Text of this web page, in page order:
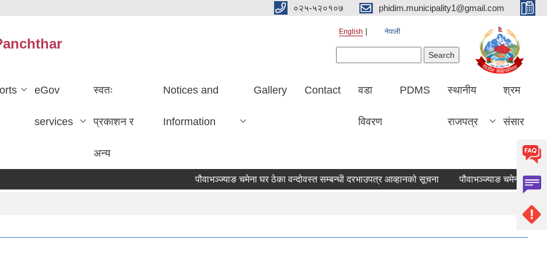
०२५-५२०१०७ phidim.municipality1@gmail.com
English नेपाली
eGov
services
स्वतः
प्रकाशन र
अन्य
Notices and
Information
Gallery Contact वडा
विवरण
PDMS स्थानीय
राजपत्र
श्रम
संसार
पौवाभञ्ज्याङ चमेना घर ठेका वन्दोवस्त सम्बन्धी दरभाउपत्र आव्हानको सूचना पौवाभञ्ज्याङ चमेना घर